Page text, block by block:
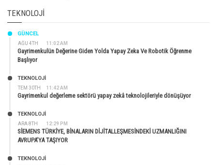
TEKNOLOJI
AĞU 4TH 11:02 AM
GÜNCEL
Gayrimenkulün Değerine Giden Yolda Yapay Zeka Ve Robotik Öğrenme
Başlıyor
TEM 30TH 11:42 AM
TEKNOLOJİ
Gayrimenkul değerleme sektörü yapay zekâ teknolojileriyle dönüşüyor
ARA 8TH 12:29 PM
TEKNOLOJİ
SİEMENS TÜRKİYE, BİNALARIN DİJİTALLEŞMESİNDEKİ UZMANLIĞINI
AVRUPA’YA TAŞIYOR
TEKNOLOJİ